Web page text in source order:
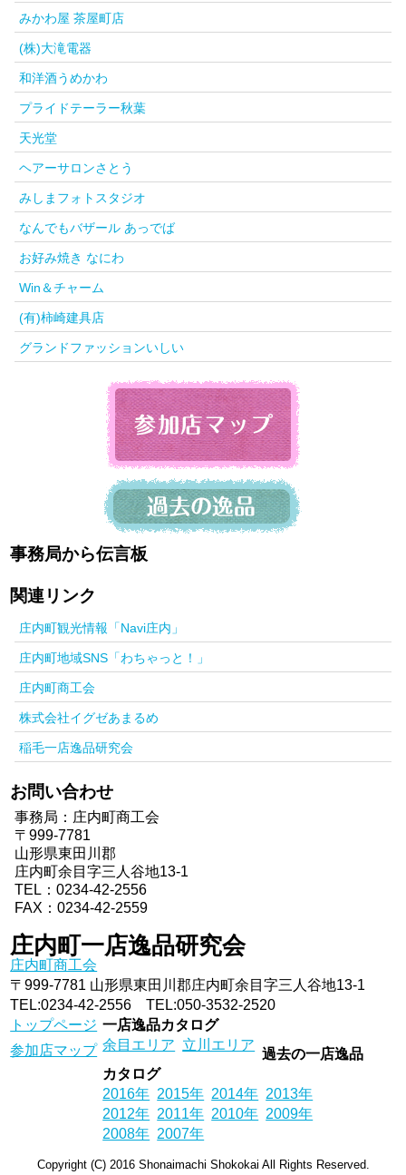
みかわ屋 茶屋町店
(株)大滝電器
和洋酒うめかわ
プライドテーラー秋葉
天光堂
ヘアーサロンさとう
みしまフォトスタジオ
なんでもバザール あっでば
お好み焼き なにわ
Win＆チャーム
(有)柿崎建具店
グランドファッションいしい
事務局から伝言板
関連リンク
庄内町観光情報「Navi庄内」
庄内町地域SNS「わちゃっと！」
庄内町商工会
株式会社イグゼあまるめ
稲毛一店逸品研究会
お問い合わせ
事務局：庄内町商工会
〒999-7781
山形県東田川郡
庄内町余目字三人谷地13-1
TEL：0234-42-2556
FAX：0234-42-2559
庄内町一店逸品研究会
庄内町商工会
〒999-7781 山形県東田川郡庄内町余目字三人谷地13-1
TEL:0234-42-2556 TEL:050-3532-2520
トップページ
参加店マップ
一店逸品カタログ
余目エリア 立川エリア
過去の一店逸品
カタログ
2016年 2015年 2014年 2013年
2012年 2011年 2010年 2009年
2008年 2007年
Copyright (C) 2016 Shonaimachi Shokokai All Rights Reserved.